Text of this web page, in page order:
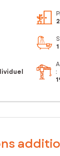
2
1
: